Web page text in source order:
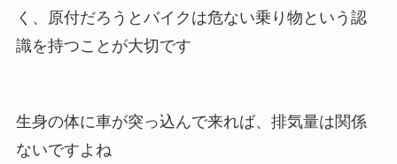
く、原付だろうとバイクは危ない乗り物という認
識を持つことが大切です
生身の体に車が突っ込んで来れば、排気量は関係
ないですよね